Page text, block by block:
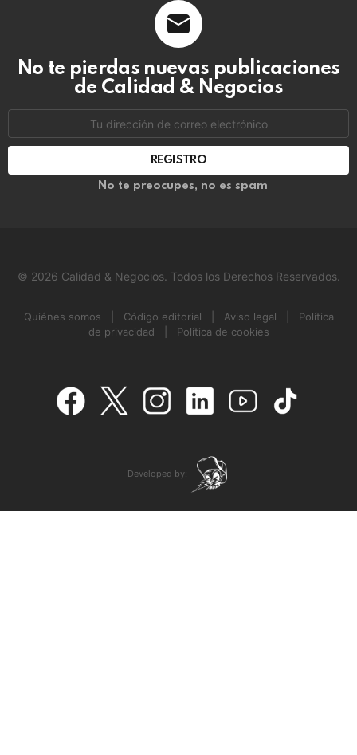
No te pierdas nuevas publicaciones
de Calidad & Negocios
correo
No te preocupes, no es spam
© 2026 Calidad & Negocios. Todos los Derechos Reservados.
Quiénes somos Código editorial Aviso legal
Política
de privacidad
Política de cookies
Developed by: